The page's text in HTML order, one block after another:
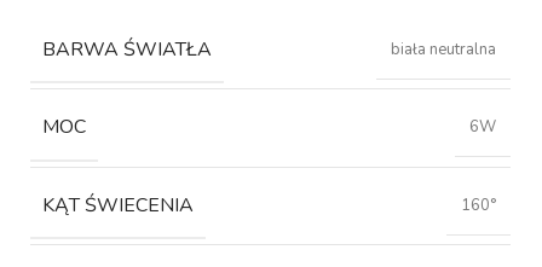
BARWA ŚWIATŁA biała neutralna
MOC 6W
KĄT ŚWIECENIA 160°